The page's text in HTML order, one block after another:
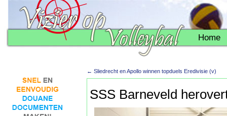
Home
← Sliedrecht en Apollo winnen topduels Eredivisie (v)
SSS Barneveld